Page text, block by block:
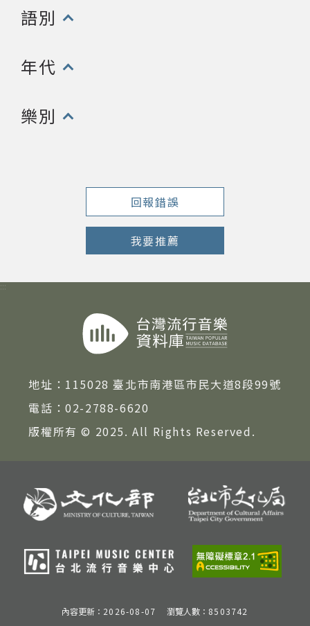
語別
(點擊開啟/收合以下內容)
年代
(點擊開啟/收合以下內容)
樂別
(點擊開啟/收合以下內容)
回報錯誤
我要推薦
:::
地址： 115028 臺北市南港區市民大道8段99號
電話：02-2788-6620
版權所有 © 2025. All Rights Reserved.
內容更新： 2026-08-07 瀏覽人數： 8503742